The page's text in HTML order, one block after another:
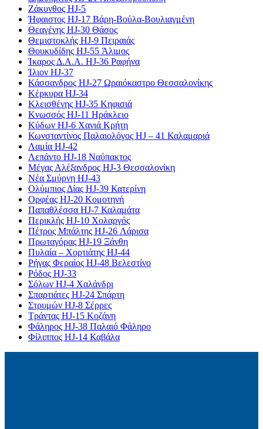
Ζάκυνθος HJ-5
Ήφαιστος HJ-17 Βάρη-Βούλα-Βουλιαγμένη
Θεαγένης HJ-30 Θάσος
Θεμιστοκλής HJ-9 Πειραιάς
Θουκυδίδης HJ-55 Άλιμος
Ίκαρος Δ.Α.Α. HJ-36 Ραφήνα
Ίλιον HJ-37
Κάσσανδρος HJ-27 Ωραιόκαστρο Θεσσαλονίκης
Κέρκυρα HJ-34
Κλεισθένης HJ-35 Κηφισιά
Κνωσσός HJ-11 Ηράκλειο
Κύδων HJ-6 Χανιά Κρήτη
Κωνσταντίνος Παλαιολόγος HJ – 41 Καλαμαριά
Λαμία HJ-42
Λεπάντο HJ-18 Ναύπακτος
Μέγας Αλέξανδρος HJ-3 Θεσσαλονίκη
Νέα Σμύρνη HJ-43
Ολύμπιος Δίας HJ-39 Κατερίνη
Ορφέας HJ-20 Κομοτηνή
Παπαθλέσσα HJ-7 Καλαμάτα
Περικλής HJ-10 Χολαργός
Πέτρος Μπάλτης HJ-26 Λάρισα
Πρωταγόρας HJ-19 Ξάνθη
Πυλαία – Χορτιάτης HJ-44
Ρήγας Φεραίος HJ-48 Βελεστίνο
Ρόδος HJ-33
Σόλων HJ-4 Χαλάνδρι
Σπαρτιάτες HJ-24 Σπάρτη
Στρυμών HJ-8 Σέρρες
Τράντας HJ-15 Κοζάνη
Φάληρος HJ-38 Παλαιό Φάληρο
Φίλιππος HJ-14 Καβάλα